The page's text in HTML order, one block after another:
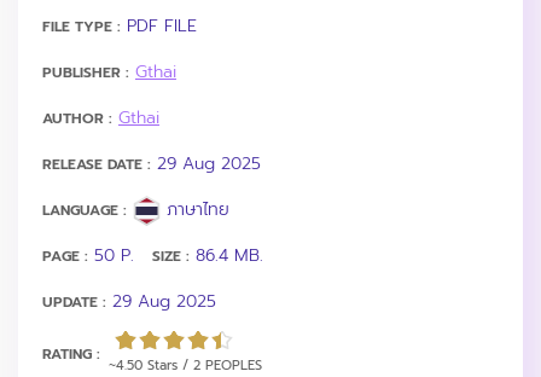
FILE TYPE : PDF FILE
PUBLISHER : Gthai
AUTHOR : Gthai
RELEASE DATE : 29 Aug 2025
LANGUAGE : ภาษาไทย
PAGE : 50 P. SIZE : 86.4 MB.
UPDATE : 29 Aug 2025
RATING :
~4.50 Stars / 2 PEOPLES